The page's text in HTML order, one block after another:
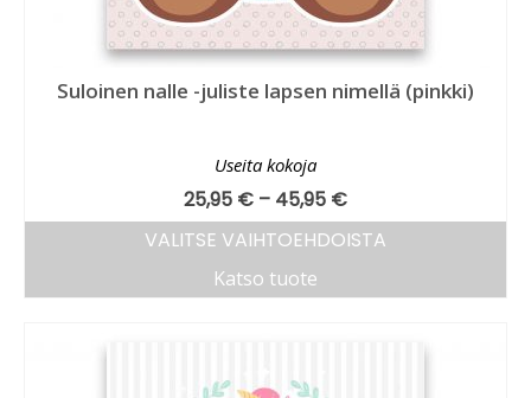
Suloinen nalle -juliste lapsen nimellä (pinkki)
Useita kokoja
25,95 € – 45,95 €
VALITSE VAIHTOEHDOISTA
Katso tuote